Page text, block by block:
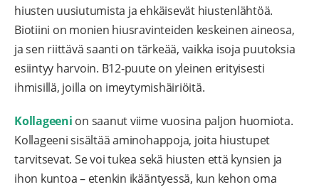
hiusten uusiutumista ja ehkäisevät hiustenlähtöä.
Biotiini on monien hiusravinteiden keskeinen aineosa,
ja sen riittävä saanti on tärkeää, vaikka isoja puutoksia
esiintyy harvoin. B12-puute on yleinen erityisesti
ihmisillä, joilla on imeytymishäiriöitä.
Kollageeni on saanut viime vuosina paljon huomiota.
Kollageeni sisältää aminohappoja, joita hiustupet
tarvitsevat. Se voi tukea sekä hiusten että kynsien ja
ihon kuntoa – etenkin ikääntyessä, kun kehon oma